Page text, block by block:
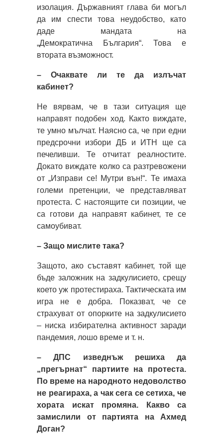
изолация. Държавният глава би могъл
да им спести това неудобство, като
даде мандата на
„Демократична България“. Това е
втората възможност.
– Очаквате ли те да излъчат
кабинет?
Не вярвам, че в тази ситуация ще
направят подобен ход. Както виждате,
те умно мълчат. Наясно са, че при едни
предсрочни избори ДБ и ИТН ще са
печеливши. Те отчитат реалностите.
Докато виждате колко са разтревожени
от „Изправи се! Мутри вън!“. Те имаха
големи претенции, че представляват
протеста. С настоящите си позиции, че
са готови да направят кабинет, те се
самоубиват.
– Защо мислите така?
Защото, ако съставят кабинет, той ще
бъде заложник на задкулисието, срещу
което уж протестираха. Тактическата им
игра не е добра. Показват, че се
страхуват от опорките на задкулисието
– ниска избирателна активност заради
пандемия, лошо време и т. н.
– ДПС изведнъж решиха да
„прегърнат“ партиите на протеста.
По време на народното недоволство
не реагираха, а чак сега се сетиха, че
хората искат промяна. Какво са
замислили от партията на Ахмед
Доган?